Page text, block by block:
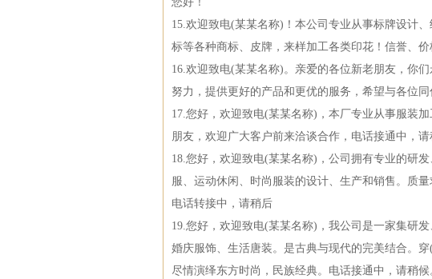
15.欢迎致电(某某名称)！本公司专业从事标牌设计
标等各种商标、皮牌，来样加工各类印花！信誉、价
16.欢迎致电(某某名称)。亲爱的各位新老朋友，你
努力，提供更好的产品和更优的服务，希望与各位同
17.您好，欢迎致电(某某名称)，本厂专业从事服装
朋友，欢迎广大客户前来洽谈合作，电话接通中，请
18.您好，欢迎致电(某某名称)，公司拥有专业的研
服、运动休闲、时尚服装的设计、生产和销售。质
电话转接中，请稍后
19.您好，欢迎致电(某某名称)，我公司是一家集研
婚庆服饰、生活唐装。是古典与现代的完美结合。
尽情演绎东方时尚，民族经典。电话接通中，请稍候